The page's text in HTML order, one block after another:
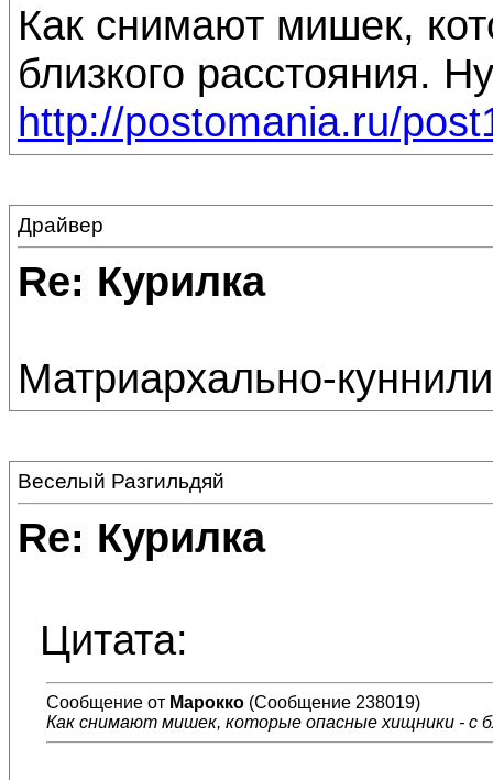
Как снимают мишек,
близкого расстояния.
http://postomania.ru/
Драйвер
Re: Курилка
Матриархально-
Веселый Разгильдяй
Re: Курилка
Цитата:
Сообщение от Марокко (Сообщение 238019)
Как снимают мишек, которые опасные хищники - с